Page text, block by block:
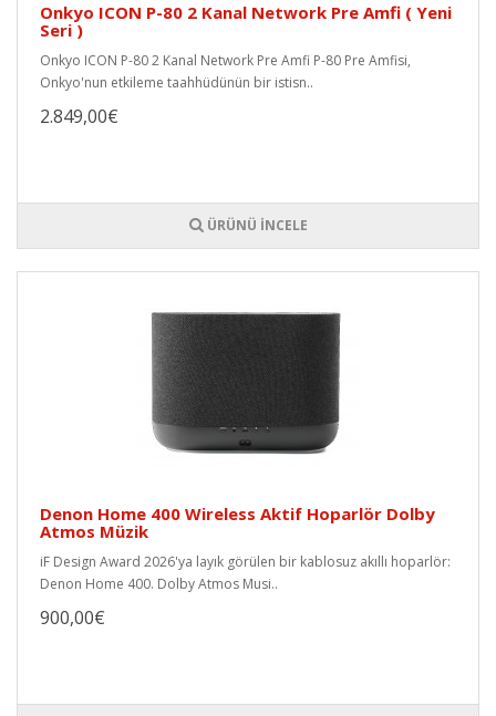
Onkyo ICON P-80 2 Kanal Network Pre Amfi ( Yeni
Seri )
Onkyo ICON P-80 2 Kanal Network Pre Amfi P-80 Pre Amfisi,
Onkyo'nun etkileme taahhüdünün bir istisn..
2.849,00€
ÜRÜNÜ İNCELE
Denon Home 400 Wireless Aktif Hoparlör Dolby
Atmos Müzik
iF Design Award 2026'ya layık görülen bir kablosuz akıllı hoparlör:
Denon Home 400. Dolby Atmos Musi..
900,00€